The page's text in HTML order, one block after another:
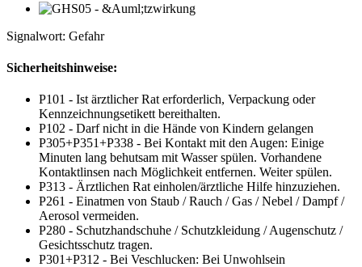
Signalwort: Gefahr
Sicherheitshinweise:
P101 - Ist ärztlicher Rat erforderlich, Verpackung oder
Kennzeichnungsetikett bereithalten.
P102 - Darf nicht in die Hände von Kindern gelangen
P305+P351+P338 - Bei Kontakt mit den Augen: Einige
Minuten lang behutsam mit Wasser spülen. Vorhandene
Kontaktlinsen nach Möglichkeit entfernen. Weiter spülen.
P313 - Ärztlichen Rat einholen/ärztliche Hilfe hinzuziehen.
P261 - Einatmen von Staub / Rauch / Gas / Nebel / Dampf /
Aerosol vermeiden.
P280 - Schutzhandschuhe / Schutzkleidung / Augenschutz /
Gesichtsschutz tragen.
P301+P312 - Bei Veschlucken: Bei Unwohlsein